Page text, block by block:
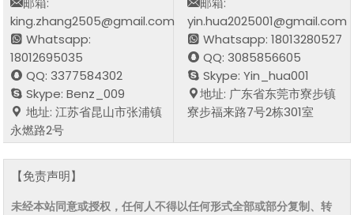
king.zhang2505@gmail.com
Whatsapp:
18012695035
QQ: 3377584302
Skype: Benz_009
地址: 江苏省昆山市张浦镇
永燃路2号
yin.hua2025001@gmail.com
Whatsapp: 18013280527
QQ: 3085856605
Skype: Yin_hua001
地址: 广东省东莞市寮步镇
寮步福来路7号2栋301室
【免责声明】
未经本站同意或授权，任何人不得以任何形式全部或部分复制、转